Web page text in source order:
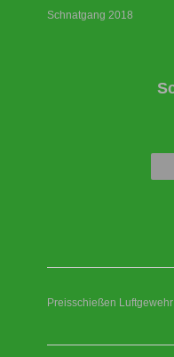
Schnatgang 2018
Preisschießen